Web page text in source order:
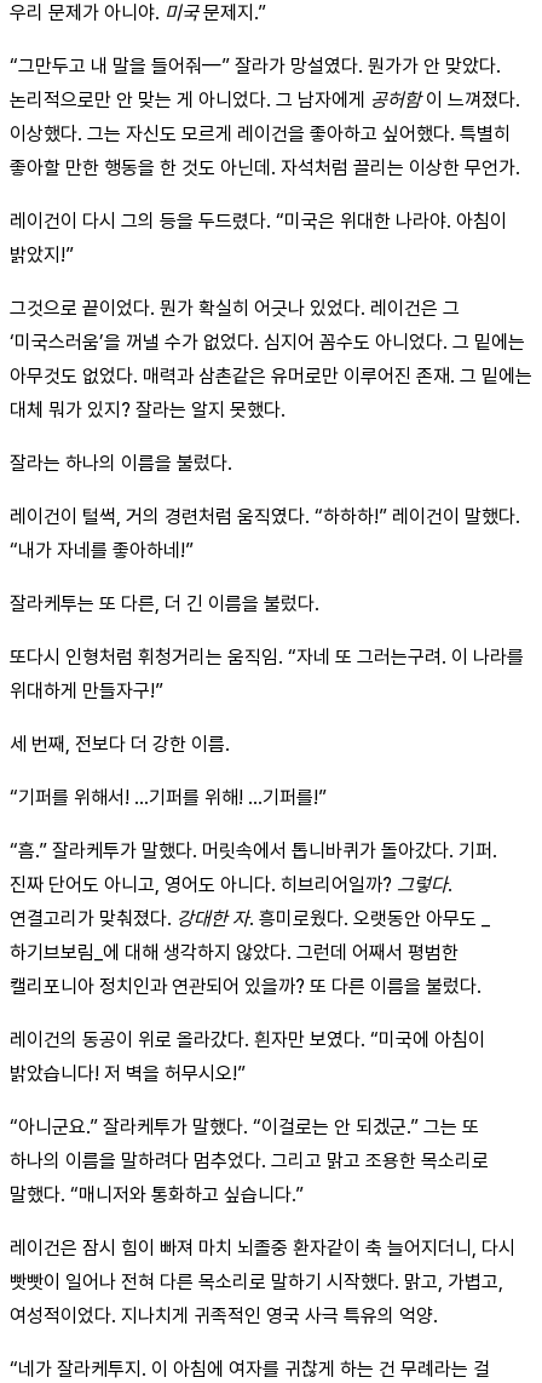
우리 문제가 아니야. 미국문제지.”
“그만두고 내 말을 들어줘—” 잘라가 망설였다. 뭔가가 안 맞았다.
논리적으로만 안 맞는 게 아니었다. 그 남자에게
공허함이 느껴졌다.
이상했다. 그는 자신도 모르게 레이건을 좋아하고 싶어했다. 특별히
좋아할 만한 행동을 한 것도 아닌데. 자석처럼 끌리는 이상한 무언가.
레이건이 다시 그의 등을 두드렸다. “미국은 위대한 나라야. 아침이
밝았지!”
그것으로 끝이었다. 뭔가 확실히 어긋나 있었다. 레이건은 그
‘미국스러움’을 꺼낼 수가 없었다. 심지어 꼼수도 아니었다. 그 밑에는
아무것도 없었다. 매력과 삼촌같은 유머로만 이루어진 존재. 그 밑에는
대체 뭐가 있지? 잘라는 알지 못했다.
잘라는 하나의 이름을 불렀다.
레이건이 털썩, 거의 경련처럼 움직였다. “하하하!” 레이건이 말했다.
“내가 자네를 좋아하네!”
잘라케투는 또 다른, 더 긴 이름을 불렀다.
또다시 인형처럼 휘청거리는 움직임. “자네 또 그러는구려. 이 나라를
위대하게 만들자구!”
세 번째, 전보다 더 강한 이름.
“기퍼를 위해서! ...기퍼를 위해! ...기퍼를!”
“흠.” 잘라케투가 말했다. 머릿속에서 톱니바퀴가 돌아갔다. 기퍼.
진짜 단어도 아니고, 영어도 아니다. 히브리어일까? 그렇다.
연결고리가 맞춰졌다. 강대한 자. 흥미로웠다. 오랫동안 아무도 _
하기브보림_에 대해 생각하지 않았다. 그런데 어째서 평범한
캘리포니아 정치인과 연관되어 있을까? 또 다른 이름을 불렀다.
레이건의 동공이 위로 올라갔다. 흰자만 보였다. “미국에 아침이
밝았습니다! 저 벽을 허무시오!”
“아니군요.” 잘라케투가 말했다. “이걸로는 안 되겠군.” 그는 또
하나의 이름을 말하려다 멈추었다. 그리고 맑고 조용한 목소리로
말했다. “매니저와 통화하고 싶습니다.”
레이건은 잠시 힘이 빠져 마치 뇌졸중 환자같이 축 늘어지더니, 다시
빳빳이 일어나 전혀 다른 목소리로 말하기 시작했다. 맑고, 가볍고,
여성적이었다. 지나치게 귀족적인 영국 사극 특유의 억양.
“네가 잘라케투지. 이 아침에 여자를 귀찮게 하는 건 무례라는 걸